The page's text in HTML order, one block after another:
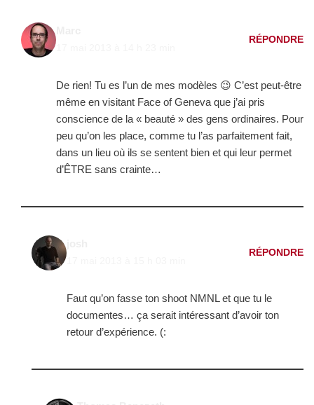
RÉPONDRE
De rien! Tu es l’un de mes modèles 😉 C’est peut-être
même en visitant Face of Geneva que j’ai pris
conscience de la « beauté » des gens ordinaires. Pour
peu qu’on les place, comme tu l’as parfaitement fait,
dans un lieu où ils se sentent bien et qui leur permet
d’ÊTRE sans crainte…
RÉPONDRE
Faut qu’on fasse ton shoot NMNL et que tu le
documentes… ça serait intéressant d’avoir ton
retour d’expérience. (: